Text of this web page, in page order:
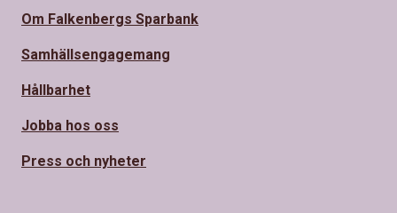
Om Falkenbergs Sparbank
Samhällsengagemang
Hållbarhet
Jobba hos oss
Press och nyheter